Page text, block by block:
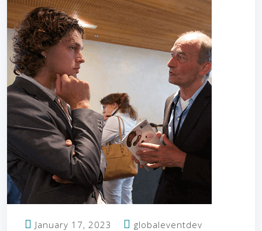
January 17, 2023 globaleventdev